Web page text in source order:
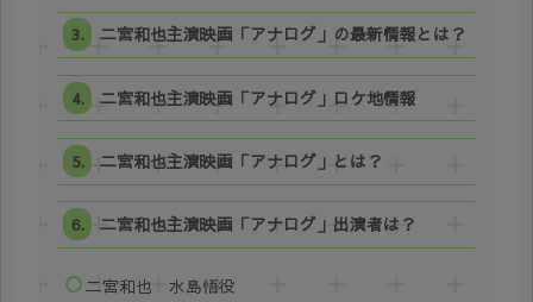
二宮和也主演映画「アナログ」の最新情報とは？
二宮和也主演映画「アナログ」ロケ地情報
二宮和也主演映画「アナログ」とは？
二宮和也主演映画「アナログ」出演者は？
二宮和也 水島悟役